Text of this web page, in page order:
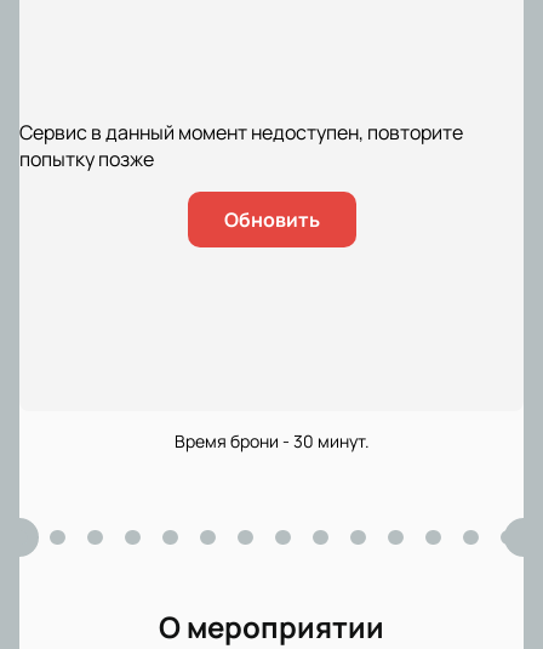
Сервис в данный момент недоступен, повторите
попытку позже
Обновить
Время брони - 30 минут.
О мероприятии